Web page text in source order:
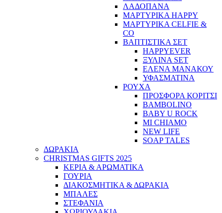
ΛΑΔΟΠΑΝΑ
ΜΑΡΤΥΡΙΚΑ HAPPY
ΜΑΡΤΥΡΙΚΑ CELFIE &
CO
ΒΑΠΤΙΣΤΙΚΑ ΣΕΤ
HAPPYEVER
ΞΥΛΙΝΑ SET
ΕΛΕΝΑ ΜΑΝΑΚΟΥ
ΥΦΑΣΜΑΤΙΝΑ
ΡΟΥΧΑ
ΠΡΟΣΦΟΡΑ ΚΟΡΙΤΣΙ
BAMBOLINO
BABY U ROCK
MI CHIAMO
NEW LIFE
SOAP TALES
ΔΩΡΑΚΙΑ
CHRISTMAS GIFTS 2025
ΚΕΡΙΑ & ΑΡΩΜΑΤΙΚΑ
ΓΟΥΡΙΑ
ΔΙΑΚΟΣΜΗΤΙΚΑ & ΔΩΡΑΚΙΑ
ΜΠΑΛΕΣ
ΣΤΕΦΑΝΙΑ